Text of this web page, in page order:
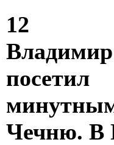
12
Чечню. В